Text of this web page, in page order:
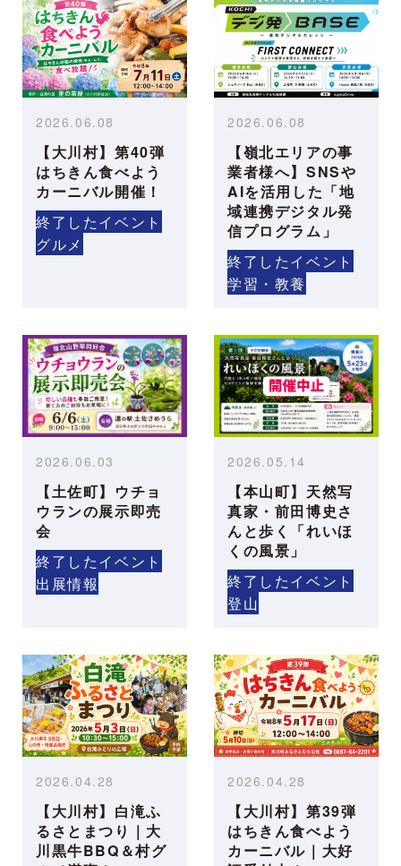
【大川村】第40弾
はちきん食べよう
カーニバル開催！
2026.06.08
終了したイベント
グルメ
【嶺北エリアの事
業者様へ】SNSや
AIを活用した「地
域連携デジタル発
信プログラム」
2026.06.08
終了したイベント
学習・教養
【土佐町】ウチョ
ウランの展示即売
会
2026.06.03
終了したイベント
出展情報
【本山町】天然写
真家・前田博史さ
んと歩く「れいほ
くの風景」
2026.05.14
終了したイベント
登山
【大川村】白滝ふ
るさとまつり｜大
川黒牛BBQ＆村グ
2026.04.28
【大川村】第39弾
はちきん食べよう
カーニバル｜大好
2026.04.28